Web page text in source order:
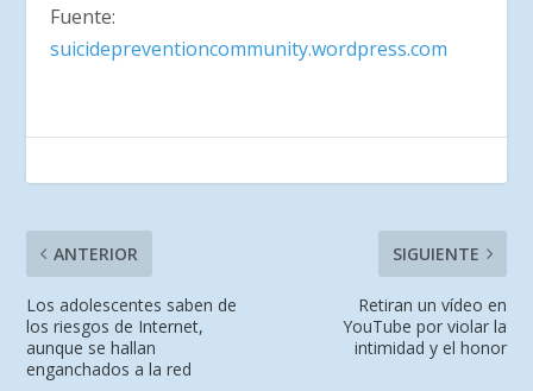
Fuente:
suicidepreventioncommunity.wordpress.com
ANTERIOR
Los adolescentes saben de
los riesgos de Internet,
aunque se hallan
enganchados a la red
SIGUIENTE
Retiran un vídeo en
YouTube por violar la
intimidad y el honor